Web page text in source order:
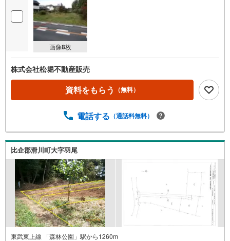
画像8枚
株式会社松堀不動産販売
資料をもらう （無料）
電話する （通話料無料）
比企郡滑川町大字羽尾
東武東上線 「森林公園」駅から1260m